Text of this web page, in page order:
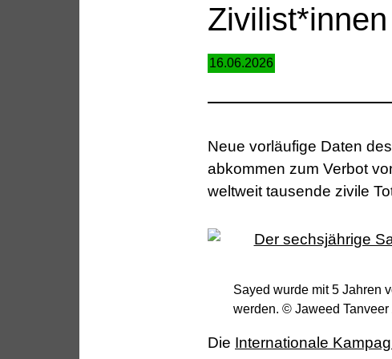
16.06.2026
Neue vorläufige Daten
abkommen zum Verbot
weltweit tausende zivile
Sayed wurde mit 5 Jahren
werden. © Jaweed Tanveer
Die Internationale